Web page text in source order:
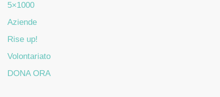
5×1000
Aziende
Rise up!
Volontariato
DONA ORA